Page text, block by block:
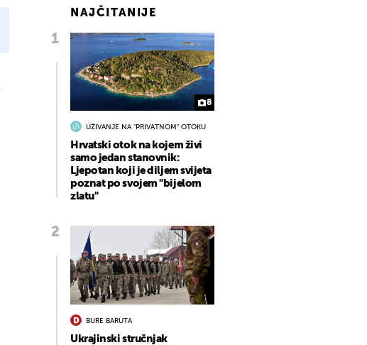
NAJČITANIJE
8
UŽIVANJE NA "PRIVATNOM" OTOKU
Hrvatski otok na kojem živi
samo jedan stanovnik:
Ljepotan koji je diljem svijeta
poznat po svojem "bijelom
zlatu"
BURE BARUTA
Ukrajinski stručnjak